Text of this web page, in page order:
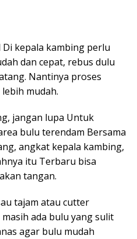
kepala kambing perlu
dan cepat, rebus dulu
Nantinya proses
mudah.
jangan lupa Untuk
bulu terendam Bersama
angkat kepala kambing,
itu Terbaru bisa
tangan.
tajam atau cutter
ada bulu yang sulit
agar bulu mudah